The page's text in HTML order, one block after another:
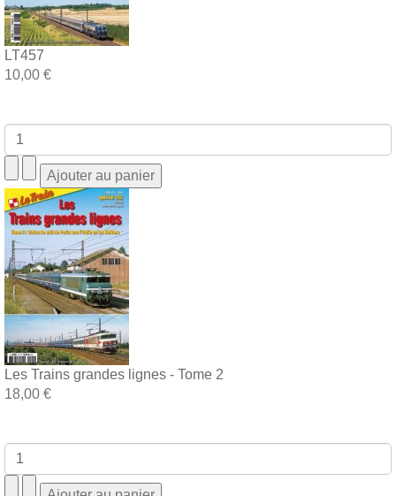
LT457
10,00 €
Les Trains grandes lignes - Tome 2
18,00 €